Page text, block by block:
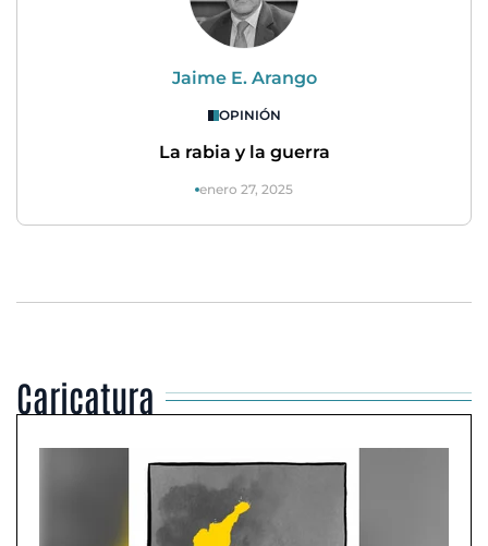
Jaime E. Arango
OPINIÓN
La rabia y la guerra
enero 27, 2025
Caricatura